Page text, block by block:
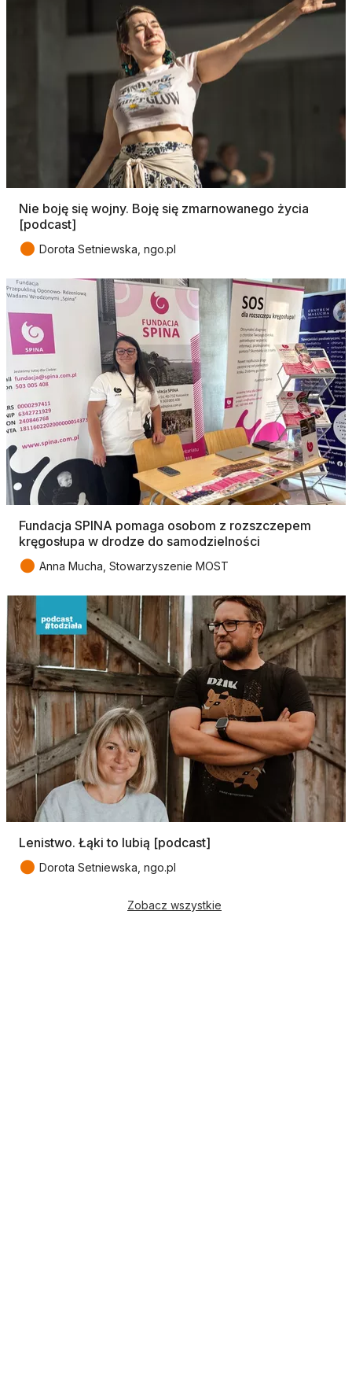
Nie boję się wojny. Boję się zmarnowanego życia
[podcast]
● Dorota Setniewska, ngo.pl
Fundacja SPINA pomaga osobom z rozszczepem
kręgosłupa w drodze do samodzielności
● Anna Mucha, Stowarzyszenie MOST
Lenistwo. Łąki to lubią [podcast]
● Dorota Setniewska, ngo.pl
Zobacz wszystkie